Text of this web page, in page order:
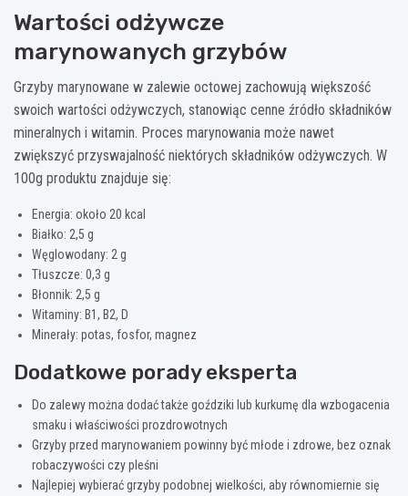
Wartości odżywcze
marynowanych grzybów
Grzyby marynowane w zalewie octowej zachowują większość
swoich wartości odżywczych, stanowiąc cenne źródło składników
mineralnych i witamin. Proces marynowania może nawet
zwiększyć przyswajalność niektórych składników odżywczych. W
100g produktu znajduje się:
Energia: około 20 kcal
Białko: 2,5 g
Węglowodany: 2 g
Tłuszcze: 0,3 g
Błonnik: 2,5 g
Witaminy: B1, B2, D
Minerały: potas, fosfor, magnez
Dodatkowe porady eksperta
Do zalewy można dodać także goździki lub kurkumę dla wzbogacenia
smaku i właściwości prozdrowotnych
Grzyby przed marynowaniem powinny być młode i zdrowe, bez oznak
robaczywości czy pleśni
Najlepiej wybierać grzyby podobnej wielkości, aby równomiernie się